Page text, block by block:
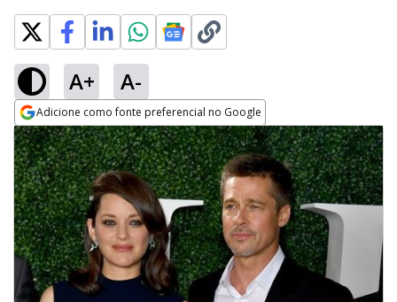
A+ A-
Adicione como fonte preferencial no Google
Opens in new window